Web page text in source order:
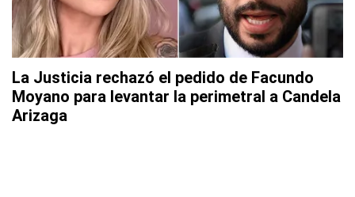
La Justicia rechazó el pedido de Facundo
Moyano para levantar la perimetral a Candela
Arizaga